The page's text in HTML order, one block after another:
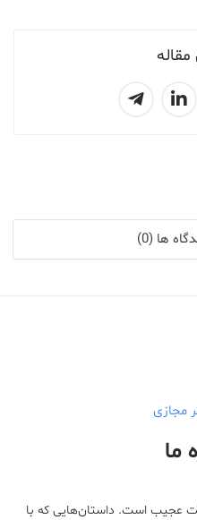
مقاله
ها (0)
مجازی
ما
عجیب است. داستان‌هایی که با